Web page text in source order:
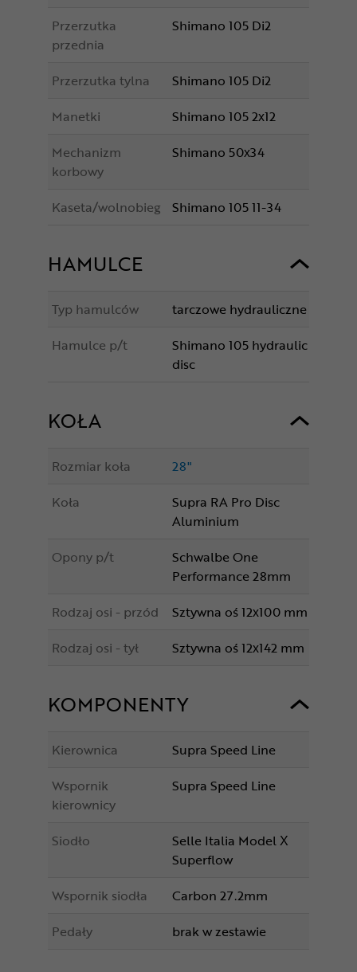
Przerzutka
przednia
Shimano 105 Di2
Przerzutka tylna
Shimano 105 Di2
Manetki
Shimano 105 2x12
Mechanizm
korbowy
Shimano 50x34
Kaseta/wolnobieg Shimano 105 11-34
HAMULCE
Typ hamulców
tarczowe hydrauliczne
Hamulce p/t
Shimano 105 hydraulic
disc
KOŁA
Rozmiar koła
28"
Koła
Supra RA Pro Disc
Aluminium
Opony p/t
Schwalbe One
Performance 28mm
Rodzaj osi - przód
Sztywna oś 12x100 mm
Rodzaj osi - tył
Sztywna oś 12x142 mm
KOMPONENTY
Kierownica
Supra Speed Line
Wspornik
kierownicy
Supra Speed Line
Siodło
Selle Italia Model X
Superflow
Wspornik siodła
Carbon 27.2mm
Pedały
brak w zestawie